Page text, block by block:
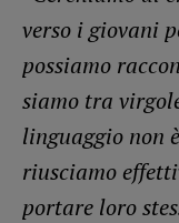
verso i giovani
possiamo
siamo tra
linguaggio non
riusciamo
portare loro